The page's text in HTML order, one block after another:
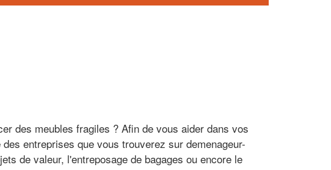
des meubles fragiles ? Afin de vous aider dans vos
entreprises que vous trouverez sur demenageur-
de valeur, l'entreposage de bagages ou encore le